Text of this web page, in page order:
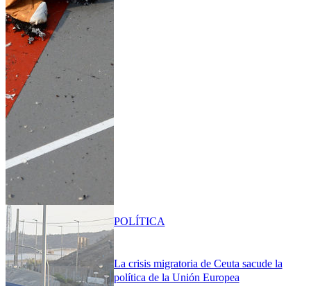
La crisis migratoria de Ceuta sacude la
política de la Unión Europea
POLÍTICA